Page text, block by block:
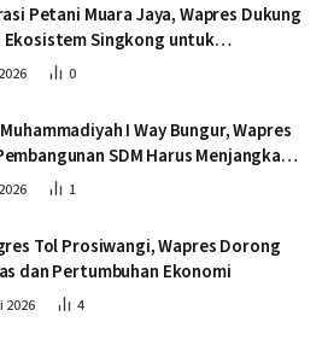
Petani Muara Jaya, Wapres Dukung
Singkong untuk
Pangan
0
I Way Bungur, Wapres
SDM Harus Menjangkau
1
Tol Prosiwangi, Wapres Dorong
dan Pertumbuhan Ekonomi
2026 4